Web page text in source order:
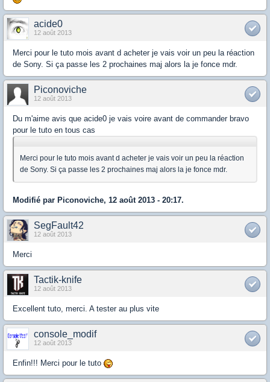
acide0
12 août 2013
Merci pour le tuto mois avant d acheter je vais voir un peu la réaction
de Sony. Si ça passe les 2 prochaines maj alors la je fonce mdr.
Piconoviche
12 août 2013
Du m'aime avis que acide0 je vais voire avant de commander bravo
pour le tuto en tous cas
Merci pour le tuto mois avant d acheter je vais voir un peu la réaction
de Sony. Si ça passe les 2 prochaines maj alors la je fonce mdr.
Modifié par Piconoviche, 12 août 2013 - 20:17.
SegFault42
12 août 2013
Merci
Tactik-knife
12 août 2013
Excellent tuto, merci. A tester au plus vite
console_modif
12 août 2013
Enfin!!! Merci pour le tuto